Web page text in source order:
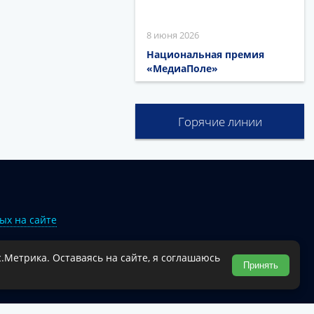
8 июня 2026
Национальная премия
«МедиаПоле»
Горячие линии
на сайте
муниципального округа.
Оставаясь на сайте, я соглашаюсь
Принять